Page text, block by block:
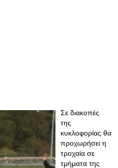
Σε διακοπές
της
κυκλοφορίας θα
προχωρήσει η
τροχαία σε
τμήματα της